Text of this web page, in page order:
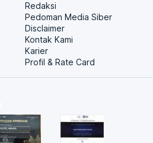
Redaksi
Pedoman Media Siber
Disclaimer
Kontak Kami
Karier
Profil & Rate Card